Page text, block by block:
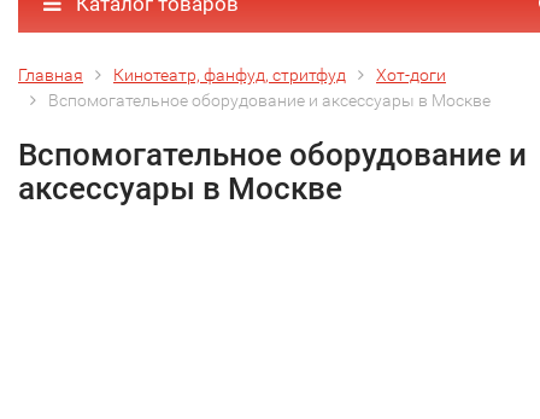
Главная Кинотеатр, фанфуд, стритфуд
Хот-доги
Вспомогательное оборудование и аксессуары в Москве
Вспомогательное оборудование и
аксессуары в Москве